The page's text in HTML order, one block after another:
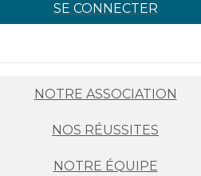
SE CONNECTER
NOTRE ASSOCIATION
NOS RÉUSSITES
NOTRE ÉQUIPE